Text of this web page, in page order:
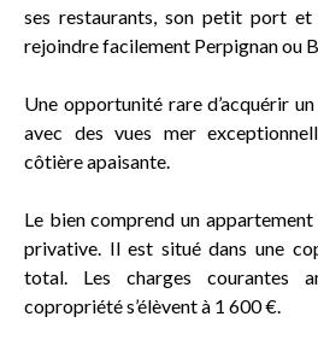
ses restaurants, son petit port
rejoindre facilement Perpignan ou
Une opportunité rare d’acquérir
avec des vues mer
côtière apaisante.
Le bien comprend un
privative. Il est situé dans une
total. Les charges courantes
copropriété s’élèvent à 1 600 €.